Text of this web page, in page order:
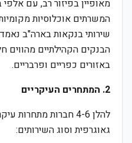
מאופיין בפיזור רב, עם אלפי
המשרתים אוכלוסיות
שירותי בנקאות בארה"ב
הבנקים הקהילתיים מהווים
באזורים כפריים ופרבריים.
2. המתחרים העיקריים
להלן 4-6 חברות
גאוגרפית וסוג השירותים: